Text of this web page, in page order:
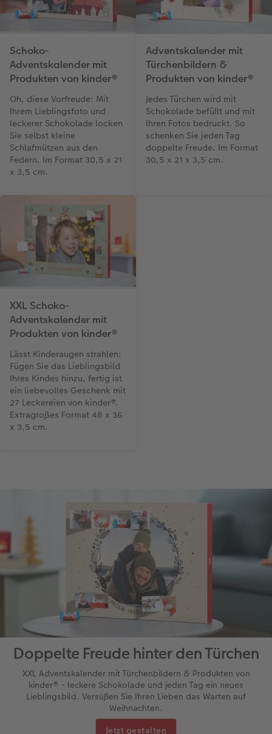
Schoko-
Adventskalender mit
Produkten von kinder®
Oh, diese Vorfreude: Mit
Ihrem Lieblingsfoto und
leckerer Schokolade locken
Sie selbst kleine
Schlafmützen aus den
Federn. Im Format 30,5 x 21
x 3,5 cm.
Adventskalender mit
Türchenbildern &
Produkten von kinder®
Jedes Türchen wird mit
Schokolade befüllt und mit
Ihren Fotos bedruckt. So
schenken Sie jeden Tag
doppelte Freude. Im Format
30,5 x 21 x 3,5 cm.
XXL Schoko-
Adventskalender mit
Produkten von kinder®
Lässt Kinderaugen strahlen:
Fügen Sie das Lieblingsbild
Ihres Kindes hinzu, fertig ist
ein liebevolles Geschenk mit
27 Leckereien von kinder®.
Extragroßes Format 48 x 36
x 3,5 cm.
Doppelte Freude hinter den Türchen
XXL Adventskalender mit Türchenbildern & Produkten von
kinder® - leckere Schokolade und jeden Tag ein neues
Lieblingsbild. Versüßen Sie Ihren Lieben das Warten auf
Weihnachten.
Jetzt gestalten